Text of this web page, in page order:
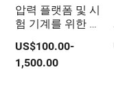
압력 플랫폼 및 시
험 기계를 위한 대
센서
US$100.00-
1,500.00